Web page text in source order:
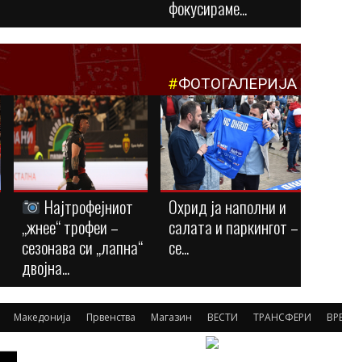
фокусираме...
#ФОТОГАЛЕРИЈА
Најтрофејниот
„жнее“ трофеи –
сезонава си „лапна“
двојна...
Охрид ја наполни и
салата и паркингот –
се...
Македонија Првенства Магазин ВЕСТИ ТРАНСФЕРИ